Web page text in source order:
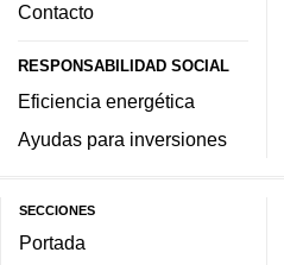
Contacto
RESPONSABILIDAD SOCIAL
Eficiencia energética
Ayudas para inversiones
SECCIONES
Portada